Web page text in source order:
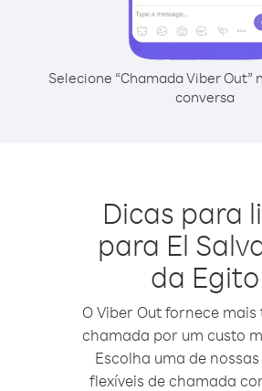
Selecione “Chamada Viber Out”
conversa
Dicas para
para El
da Egito
O Viber Out fornece
chamada por um custo
Escolha uma de
flexíveis de chamada